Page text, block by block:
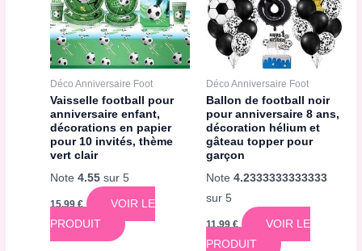
Déco Anniversaire Foot
Vaisselle football pour
anniversaire enfant,
décorations en papier
pour 10 invités, thème
vert clair
Note4.55 sur 5
15,99€
VOIR LE
PRODUIT
Déco Anniversaire Foot
Ballon de football noir
pour anniversaire 8 ans,
décoration hélium et
gâteau topper pour
garçon
Note 4.2333333333333
sur 5
11,99€
VOIR LE
PRODUIT